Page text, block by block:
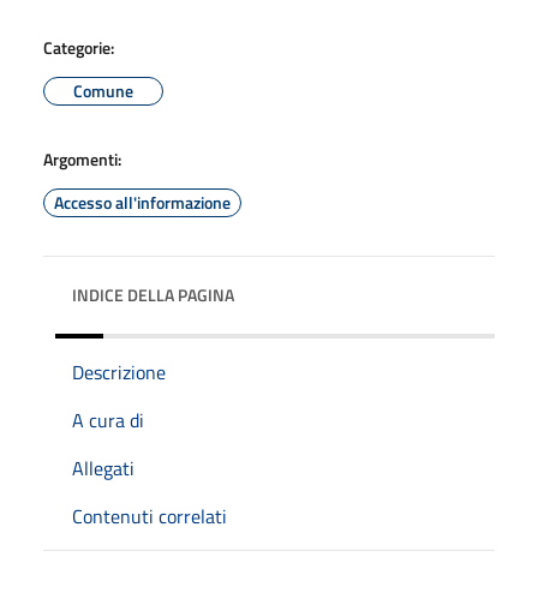
Categorie:
Comune
Argomenti:
Accesso all'informazione
INDICE DELLA PAGINA
Descrizione
A cura di
Allegati
Contenuti correlati